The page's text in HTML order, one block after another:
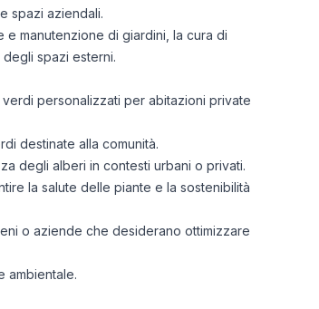
spazi aziendali.
manutenzione di giardini, la cura di
spazi esterni.
personalizzati per abitazioni private
destinate alla comunità.
degli alberi in contesti urbani o privati.
la salute delle piante e la sostenibilità
o aziende che desiderano ottimizzare
ambientale.